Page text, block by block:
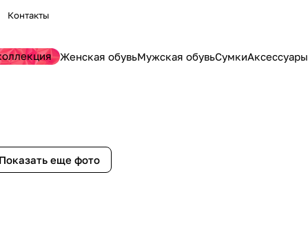
Контакты
Женская обувьМужская обувьСумкиАксессуары
Показать еще фото